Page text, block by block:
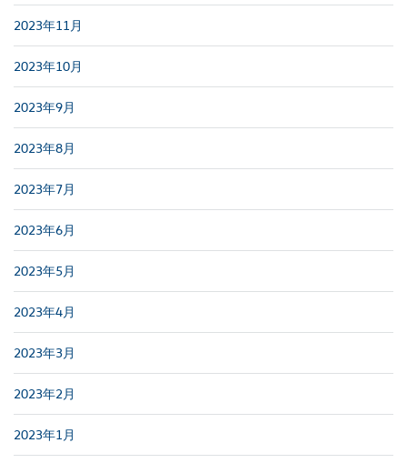
2023年11月
2023年10月
2023年9月
2023年8月
2023年7月
2023年6月
2023年5月
2023年4月
2023年3月
2023年2月
2023年1月